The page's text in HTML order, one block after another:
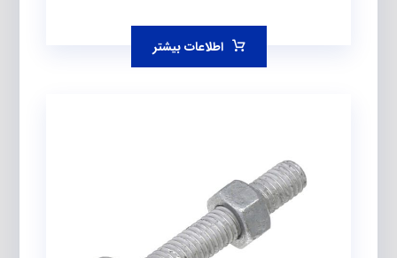
اطلاعات بیشتر